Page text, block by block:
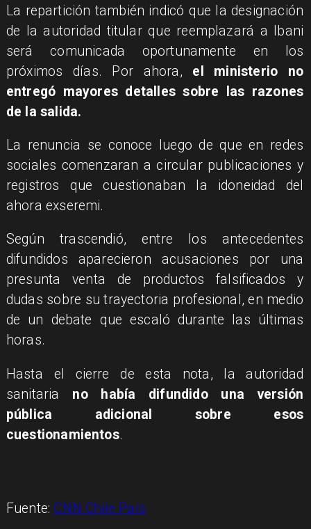
La repartición también indicó que la designación
de la autoridad titular que reemplazará a Ibani
será comunicada oportunamente en los
próximos días. Por ahora, el ministerio no
entregó mayores detalles sobre las razones
de la salida.
La renuncia se conoce luego de que en redes
sociales comenzaran a circular publicaciones y
registros que cuestionaban la idoneidad del
ahora exseremi.
Según trascendió, entre los antecedentes
difundidos aparecieron acusaciones por una
presunta venta de productos falsificados y
dudas sobre su trayectoria profesional, en medio
de un debate que escaló durante las últimas
horas.
Hasta el cierre de esta nota, la autoridad
sanitaria no había difundido una versión
pública adicional sobre esos
cuestionamientos.
Fuente:CNN Chile País